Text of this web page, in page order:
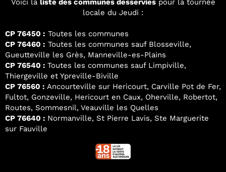
Voici la liste des communes desserviespour la tournée
locale du Jeudi :
CP 76450 : Toutes les communes
CP 76460 : Toutes les communes sauf Blosseville,
Gueutteville les Grès, Manneville-es-Plains
CP 76540 : Toutes les communes sauf Limpiville,
Thiergeville et Ypreville-Biville
CP 76560 : Ancourteville sur Hericourt, Carville Pot de Fer,
Fultot, Gonzeville, Hericourt en Caux, Oherville, Robertot,
Routes, Sommesnil, Veauville les Quelles
CP 76640 : Normanville, St Pierre Lavis, Ste Marguerite
sur Fauville